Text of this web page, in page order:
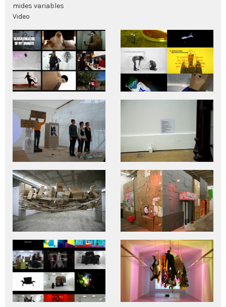
mides variables
Video